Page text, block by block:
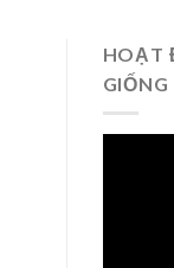
HOẠT
GIỐNG